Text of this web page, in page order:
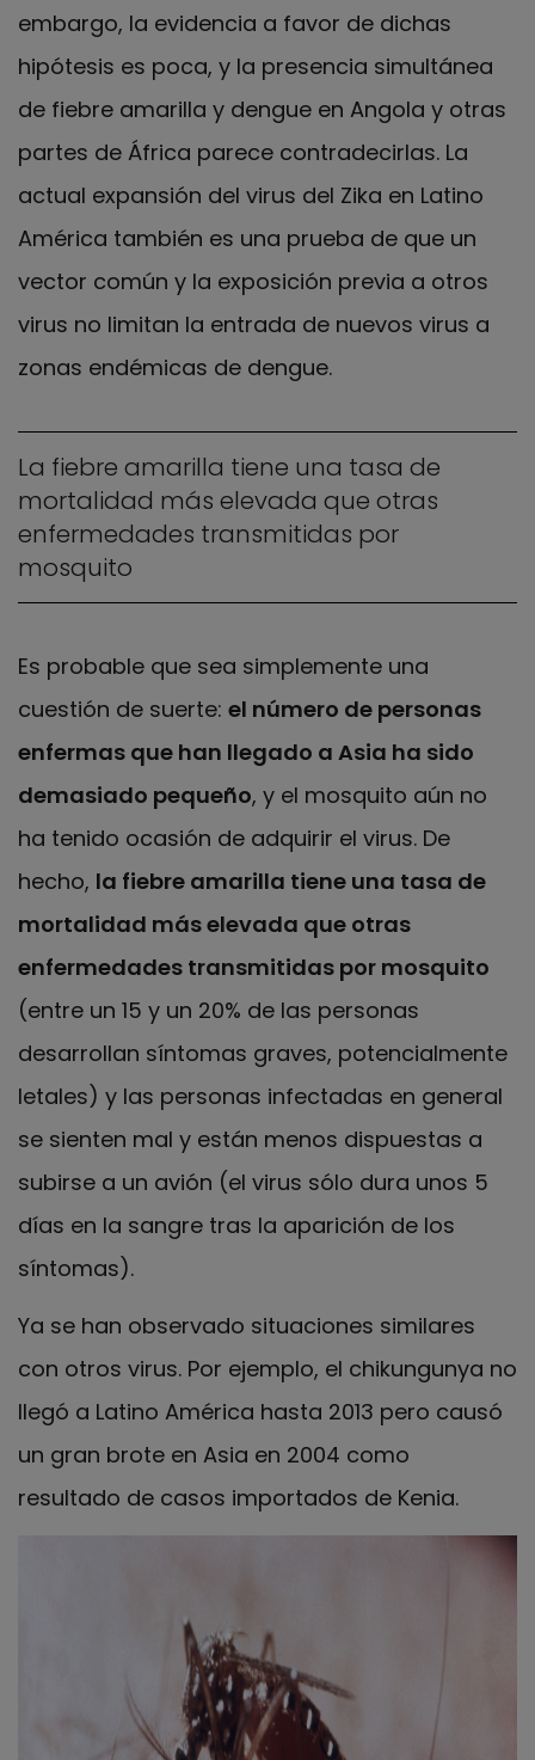
embargo, la evidencia a favor de dichas
hipótesis es poca, y la presencia simultánea
de fiebre amarilla y dengue en Angola y otras
partes de África parece contradecirlas. La
actual expansión del virus del Zika en Latino
América también es una prueba de que un
vector común y la exposición previa a otros
virus no limitan la entrada de nuevos virus a
zonas endémicas de dengue.
La fiebre amarilla tiene una tasa de
mortalidad más elevada que otras
enfermedades transmitidas por
mosquito
Es probable que sea simplemente una
cuestión de suerte: el número de personas
enfermas que han llegado a Asia ha sido
demasiado pequeño, y el mosquito aún no
ha tenido ocasión de adquirir el virus. De
hecho, la fiebre amarilla tiene una tasa de
mortalidad más elevada que otras
enfermedades transmitidas por mosquito
(entre un 15 y un 20% de las personas
desarrollan síntomas graves, potencialmente
letales) y las personas infectadas en general
se sienten mal y están menos dispuestas a
subirse a un avión (el virus sólo dura unos 5
días en la sangre tras la aparición de los
síntomas).
Ya se han observado situaciones similares
con otros virus. Por ejemplo, el chikungunya no
llegó a Latino América hasta 2013 pero causó
un gran brote en Asia en 2004 como
resultado de casos importados de Kenia.